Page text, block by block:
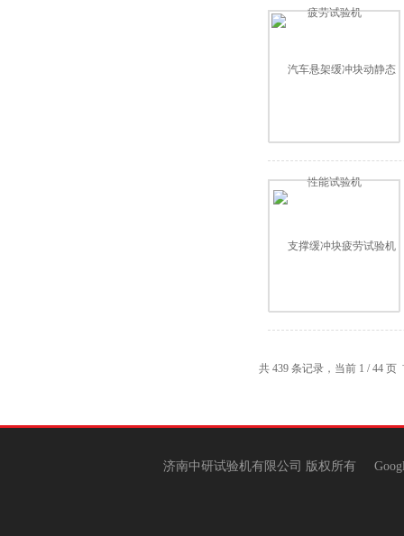
共 439 条记录，当前 1 / 44
济南中研试验机有限公司 版权所有